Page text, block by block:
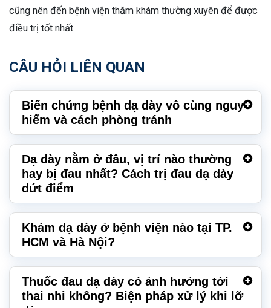
cũng nên đến bệnh viện thăm khám thường xuyên để được
điều trị tốt nhất.
CÂU HỎI LIÊN QUAN
Biến chứng bệnh dạ dày vô cùng nguy
hiểm và cách phòng tránh
Dạ dày nằm ở đâu, vị trí nào thường
hay bị đau nhất? Cách trị đau dạ dày
dứt điểm
Khám dạ dày ở bệnh viện nào tại TP.
HCM và Hà Nội?
Thuốc đau dạ dày có ảnh hưởng tới
thai nhi không? Biện pháp xử lý khi lỡ